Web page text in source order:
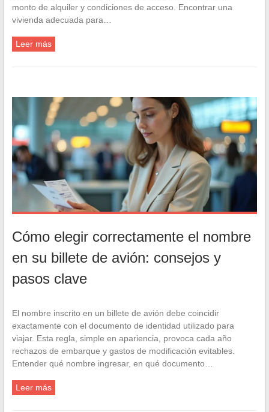
monto de alquiler y condiciones de acceso. Encontrar una
vivienda adecuada para…
Leer más
Cómo elegir correctamente el nombre
en su billete de avión: consejos y
pasos clave
El nombre inscrito en un billete de avión debe coincidir
exactamente con el documento de identidad utilizado para
viajar. Esta regla, simple en apariencia, provoca cada año
rechazos de embarque y gastos de modificación evitables.
Entender qué nombre ingresar, en qué documento…
Leer más